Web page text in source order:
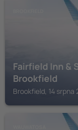
Fairfield Inn &
Brookfield
Brookfield, 14 srpna